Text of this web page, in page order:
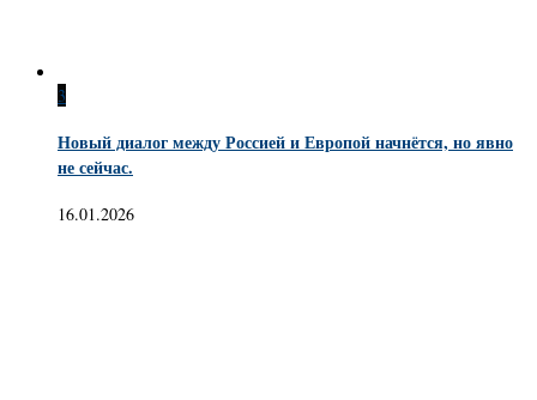
3
Новый диалог между Россией и Европой начнётся, но явно
не сейчас.
16.01.2026